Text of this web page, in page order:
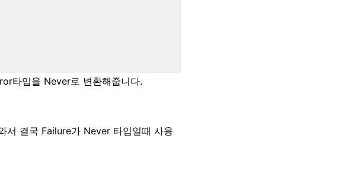
타입을 Never로 변환해줍니다.
서 결국 Failure가 Never 타입일때 사용